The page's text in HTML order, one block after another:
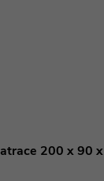
200 x 90 x